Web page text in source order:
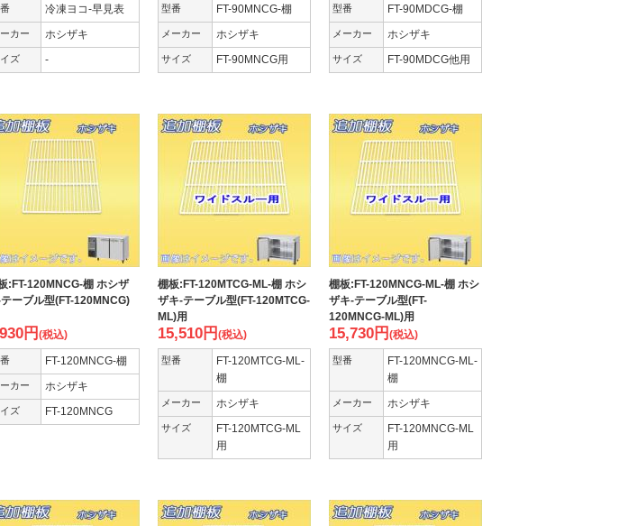
冷凍ヨコ-早見表
ーカー ホシザキ
ズ -
型番 FT-90MNCG-棚
メーカー ホシザキ
サイズ FT-90MNCG用
型番 FT-90MDCG-棚
メーカー ホシザキ
サイズ FT-90MDCG他用
:FT-120MNCG-棚 ホシザ
ーブル型(FT-120MNCG)
円 (税込)
FT-120MNCG-棚
ーカー ホシザキ
ズ FT-120MNCG
棚板:FT-120MTCG-ML-棚 ホシ
ザキ-テーブル型(FT-120MTCG-
ML)用
15,510円 (税込)
型番
FT-120MTCG-ML-
棚
メーカー ホシザキ
サイズ
FT-120MTCG-ML
用
棚板:FT-120MNCG-ML-棚 ホシ
ザキ-テーブル型(FT-
120MNCG-ML)用
15,730円 (税込)
型番
FT-120MNCG-ML-
棚
メーカー ホシザキ
サイズ
FT-120MNCG-ML
用